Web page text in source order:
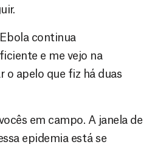
continua
e me vejo na
o apelo que fiz há duas
em campo. A janela de
epidemia está se